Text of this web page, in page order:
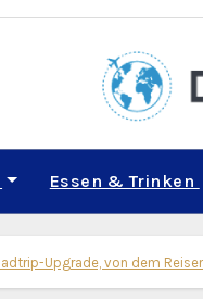
Essen & Trinken
Upgrade, von dem